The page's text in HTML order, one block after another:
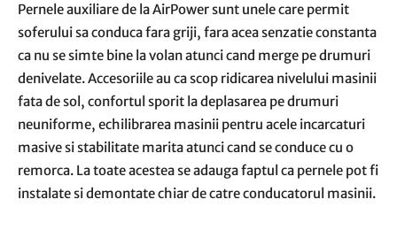
Pernele auxiliare de la AirPower sunt unele care permit
soferului sa conduca fara griji, fara acea senzatie constanta
ca nu se simte bine la volan atunci cand merge pe drumuri
denivelate. Accesoriile au ca scop ridicarea nivelului masinii
fata de sol, confortul sporit la deplasarea pe drumuri
neuniforme, echilibrarea masinii pentru acele incarcaturi
masive si stabilitate marita atunci cand se conduce cu o
remorca. La toate acestea se adauga faptul ca pernele pot fi
instalate si demontate chiar de catre conducatorul masinii.